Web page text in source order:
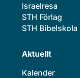
Israelresa
STH Förlag
STH Bibelskola
Aktuellt
Kalender